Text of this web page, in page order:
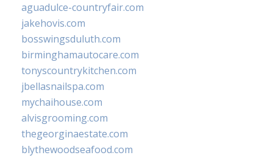
aguadulce-countryfair.com
jakehovis.com
bosswingsduluth.com
birminghamautocare.com
tonyscountrykitchen.com
jbellasnailspa.com
mychaihouse.com
alvisgrooming.com
thegeorginaestate.com
blythewoodseafood.com